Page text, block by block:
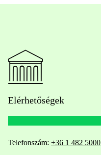
Elérhetőségek
Telefonszám: +36 1 482 5000